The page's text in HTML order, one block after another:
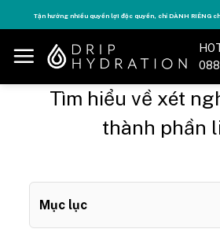
to
content
Tận hưởng nhiều quyền lợi độc quyền, chỉ DÀNH RIÊNG
088
Tìm hiểu về xét
thành phần
Mục lục